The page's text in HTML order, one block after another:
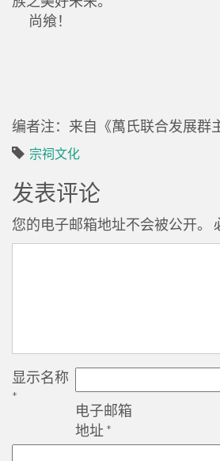
尚飨！
编者注：来自《萬氏联合发展群
宗祠文化
发表评论
您的电子邮箱地址不会被公开。
显示名称
*
电子邮箱
地址 *